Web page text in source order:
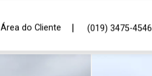
Área do Cliente | (019) 3475-4546